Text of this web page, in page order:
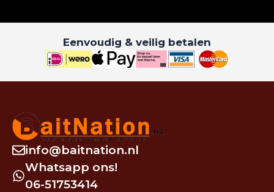
Eenvoudig & veilig betalen
info@baitnation.nl
Whatsapp ons!
06-51753414